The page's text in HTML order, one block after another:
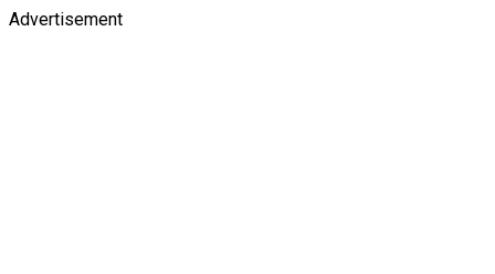
Advertisement